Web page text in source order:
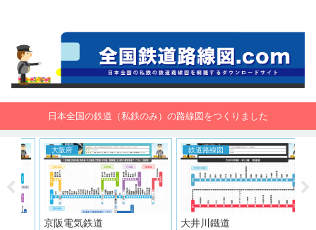
日本全国の鉄道（私鉄のみ）の路線図をつくりました
大阪府
京阪電気鉄道
鉄道路線図
大井川鐵道